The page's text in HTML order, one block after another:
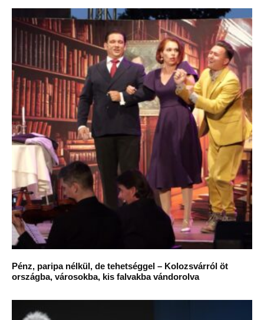
Pénz, paripa nélkül, de tehetséggel – Kolozsvárról öt
országba, városokba, kis falvakba vándorolva